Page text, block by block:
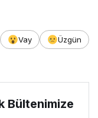
Vay
Üzgün
Bültenimize